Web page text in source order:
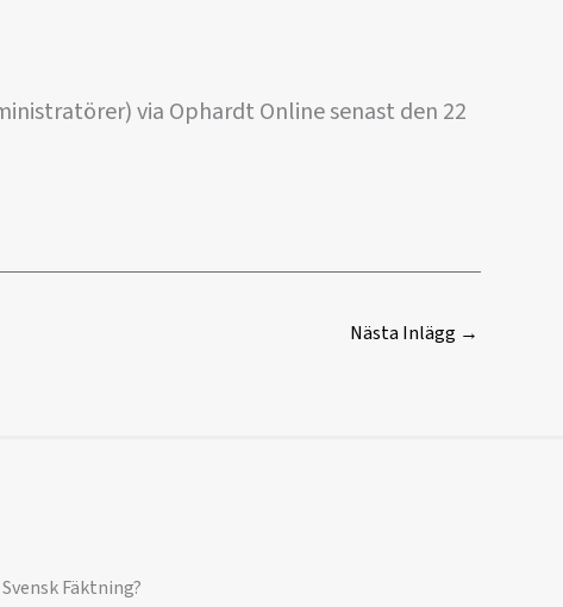
via Ophardt Online senast den 22
Nästa Inlägg →
Fäktning?